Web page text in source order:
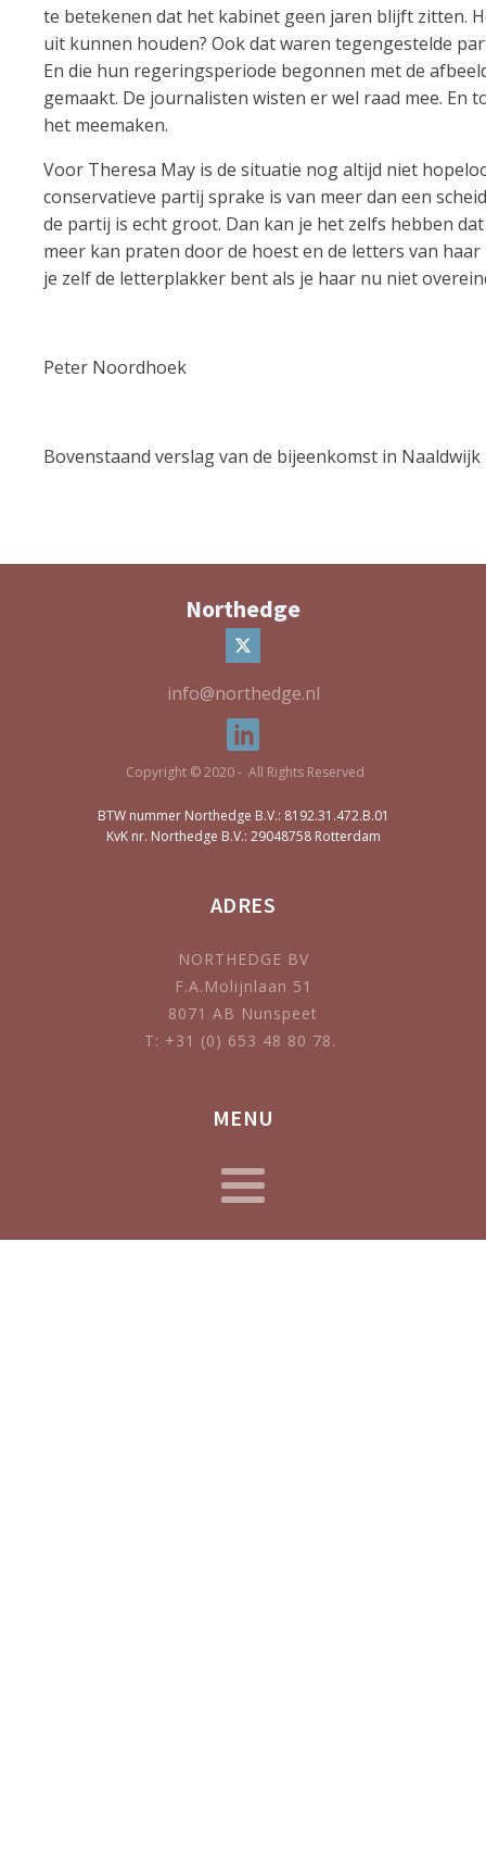
te betekenen dat het kabinet geen jaren blijft zitten.
uit kunnen houden? Ook dat waren tegengestelde
En die hun regeringsperiode begonnen met de
gemaakt. De journalisten wisten er wel raad mee. En
het meemaken.
Voor Theresa May is de situatie nog altijd niet
conservatieve partij sprake is van meer dan een
de partij is echt groot. Dan kan je het zelfs hebben
meer kan praten door de hoest en de letters van
je zelf de letterplakker bent als je haar nu niet
Peter Noordhoek
Bovenstaand verslag van de bijeenkomst in Naaldwijk
Northedge
info@northedge.nl
Copyright © 2020 - All Rights Reserved
BTW nummer Northedge B.V.: 8192.31.472.B.01
KvK nr. Northedge B.V.: 29048758 Rotterdam
ADRES
NORTHEDGE BV
F.A.Molijnlaan 51
8071 AB Nunspeet
T: +31 (0) 653 48 80 78.
MENU